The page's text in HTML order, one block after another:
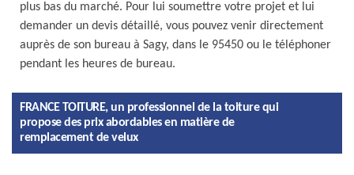
plus bas du marché. Pour lui soumettre votre projet et lui
demander un devis détaillé, vous pouvez venir directement
auprès de son bureau à Sagy, dans le 95450 ou le téléphoner
pendant les heures de bureau.
FRANCE TOITURE, un professionnel de la toiture qui
propose des prix abordables en matière de
remplacement de velux